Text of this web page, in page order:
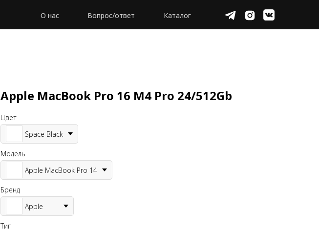
О нас Вопрос/ответ Каталог
Apple MacBook Pro 16 M4 Pro 24/512Gb
Цвет
Space Black
Модель
Apple MacBook Pro 14
Бренд
Apple
Тип